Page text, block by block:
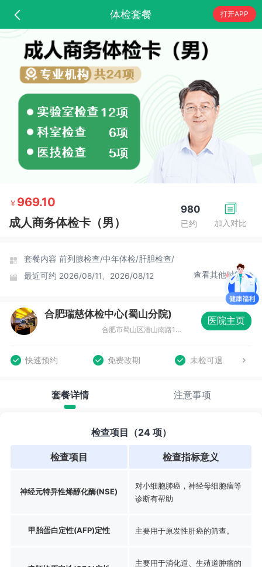
体检套餐 打开APP
加入对比
980
已约
￥ 969.10
成人商务体检卡（男）
套餐内容 前列腺检查/中年体检/肝胆检查/
最近可约 2026/08/11、2026/08/12 查看其他时间
合肥瑞慈体检中心(蜀山分院)
合肥市蜀山区潜山南路188号蔚蓝商务港城市广场F座3-4层
医院主页
快速预约 免费改期 未检可退
套餐详情 注意事项
检查项目（24 项）
检查项目 检查指标意义
神经元特异性烯醇化酶(NSE)
对小细胞肺癌，神经母细胞瘤等
诊断有帮助
甲胎蛋白定性(AFP)定性 主要用于原发性肝癌的筛查。
主要用于消化道、生殖道肿瘤的